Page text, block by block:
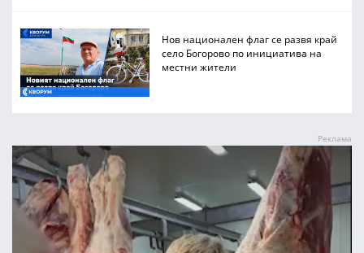
Нов национален флаг се развя край
село Богорово по инициатива на
местни жители